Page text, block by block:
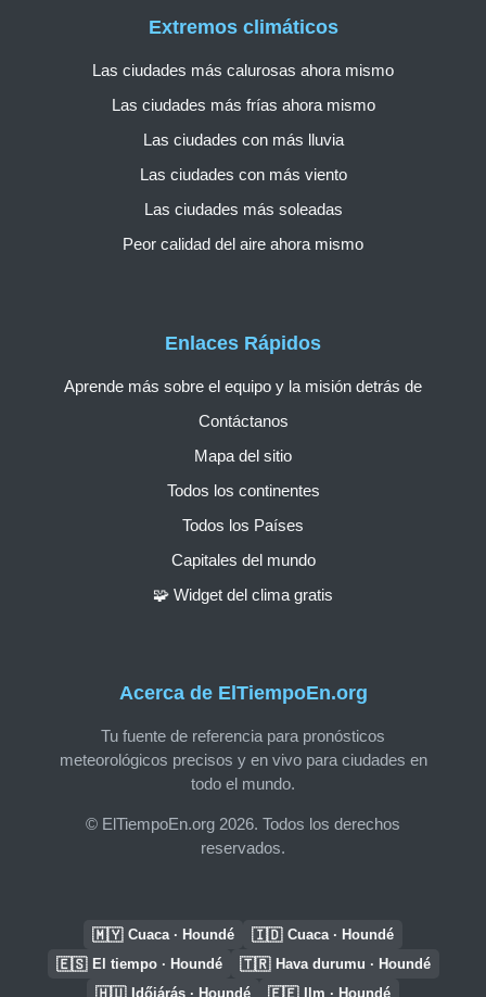
Acerca de ElTiempoEn.org
Tu fuente de referencia para pronósticos
meteorológicos precisos y en vivo para ciudades en
todo el mundo.
© ElTiempoEn.org 2026. Todos los derechos
reservados.
Enlaces Rápidos
Aprende más sobre el equipo y la misión detrás de
Contáctanos
Mapa del sitio
Todos los continentes
Todos los Países
Capitales del mundo
🧩 Widget del clima gratis
Extremos climáticos
Las ciudades más calurosas ahora mismo
Las ciudades más frías ahora mismo
Las ciudades con más lluvia
Las ciudades con más viento
Las ciudades más soleadas
Peor calidad del aire ahora mismo
🇲🇾 Cuaca · Houndé 🇮🇩 Cuaca · Houndé
🇪🇸 El tiempo · Houndé 🇹🇷 Hava durumu · Houndé
🇭🇺 Időjárás · Houndé 🇪🇪 Ilm · Houndé